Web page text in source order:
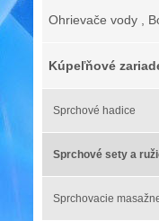
Ohrievače vody ,
Kúpeľňové
Sprchové hadice
Sprchové sety a
Sprchovacie